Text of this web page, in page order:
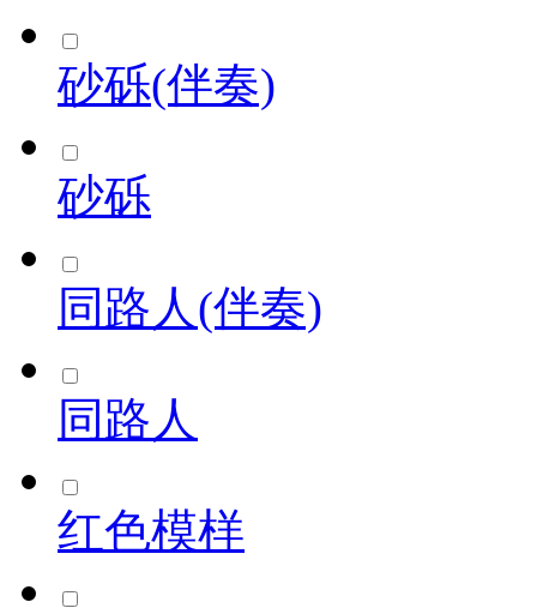
砂砾(伴奏)
砂砾
同路人(伴奏)
同路人
红色模样